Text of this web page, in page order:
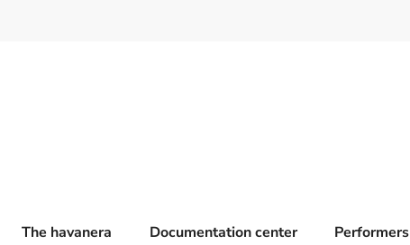
The havanera Documentation center Performers